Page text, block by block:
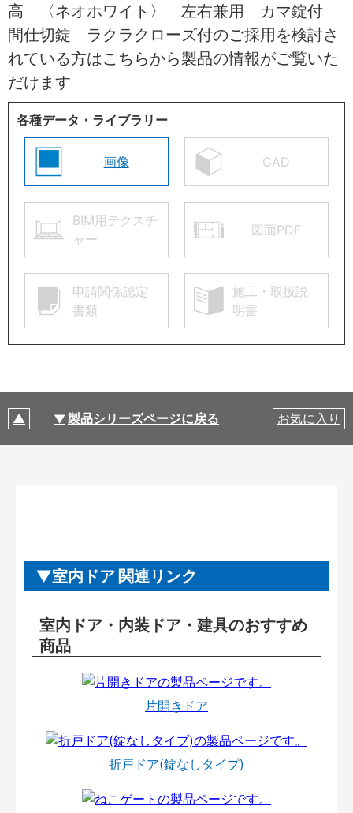
高 〈ネオホワイト〉 左右兼用 カマ錠付
間仕切錠 ラクラクローズ付のご採用を検討さ
れている方はこちらから製品の情報がご覧いた
だけます
各種データ・ライブラリー
画像 CAD
BIM用テクスチ
ャー
図面PDF
申請関係認定
書類
施工・取扱説
明書
製品シリーズページに戻る お気に入り
室内ドア 関連リンク
室内ドア・内装ドア・建具のおすすめ
商品
片開きドア
折戸ドア(錠なしタイプ)